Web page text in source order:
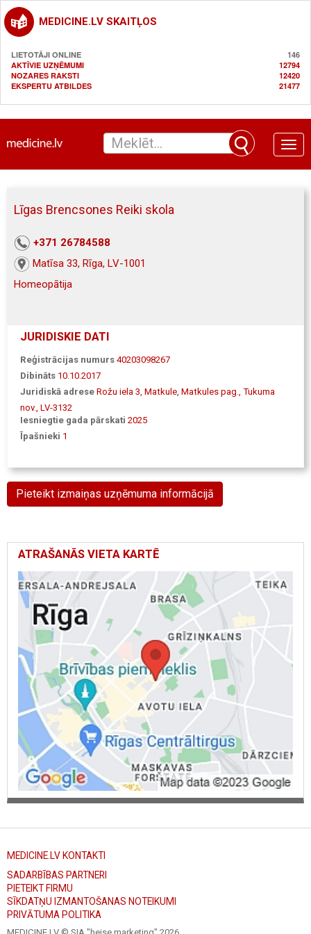
MEDICINE.LV SKAITĻOS
LIETOTĀJI ONLINE
146
AKTĪVIE UZŅĒMUMI
12794
NOZARES RAKSTI
12420
EKSPERTU ATBILDES
21477
Toggle
Līgas Brencsones Reiki skola
+371 26784588
Matīsa 33, Rīga, LV-1001
Homeopātija
JURIDISKIE DATI
Reģistrācijas numurs 40203098267
Dibināts 10.10.2017
Juridiskā adrese Rožu iela 3, Matkule, Matkules pag., Tukuma
nov., LV-3132
Iesniegtie gada pārskati 2025
Īpašnieki 1
Pieteikt izmaiņas uzņēmuma informācijā
ATRAŠANĀS VIETA KARTĒ
MEDICINE.LV KONTAKTI
SADARBĪBAS PARTNERI
PIETEIKT FIRMU
SĪKDATŅU IZMANTOŠANAS NOTEIKUMI
PRIVĀTUMA POLITIKA